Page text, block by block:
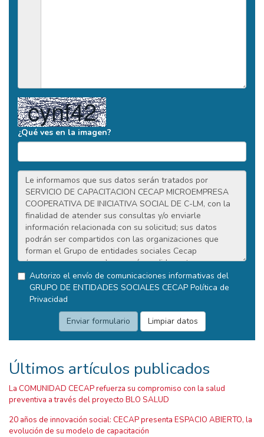
¿Qué ves en la imagen?
Autorizo el envío de comunicaciones informativas del
GRUPO DE ENTIDADES SOCIALES CECAP Política de
Privacidad
Últimos artículos publicados
La COMUNIDAD CECAP refuerza su compromiso con la salud
preventiva a través del proyecto BLO SALUD
20 años de innovación social: CECAP presenta ESPACIO ABIERTO, la
evolución de su modelo de capacitación